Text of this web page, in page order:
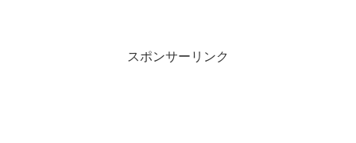
スポンサーリンク